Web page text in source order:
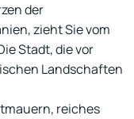
der
zieht Sie vom
Stadt, die vor
Landschaften
reiches